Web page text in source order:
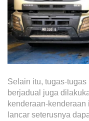
Selain itu, tugas-
berjadual juga
kenderaan-
lancar seterusnya